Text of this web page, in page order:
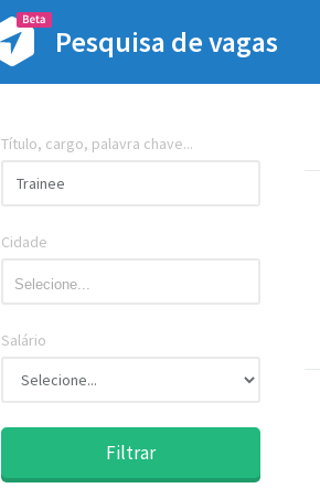
Pesquisa de vagas
Título, cargo, palavra chave...
Cidade
Salário
Filtrar